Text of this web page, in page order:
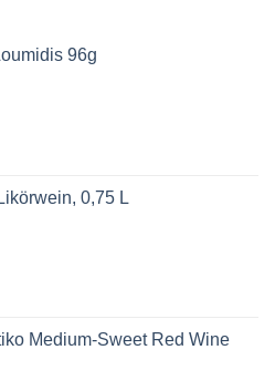
96g
0,75 L
Medium-Sweet Red Wine